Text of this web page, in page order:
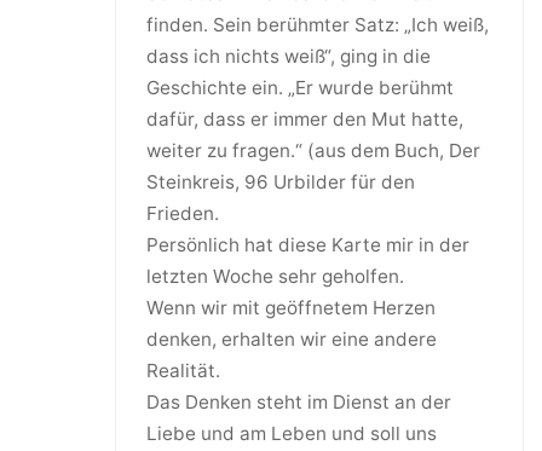
finden. Sein berühmter Satz: „Ich weiß,
dass ich nichts weiß“, ging in die
Geschichte ein. „Er wurde berühmt
dafür, dass er immer den Mut hatte,
weiter zu fragen.“ (aus dem Buch, Der
Steinkreis, 96 Urbilder für den
Frieden.
Persönlich hat diese Karte mir in der
letzten Woche sehr geholfen.
Wenn wir mit geöffnetem Herzen
denken, erhalten wir eine andere
Realität.
Das Denken steht im Dienst an der
Liebe und am Leben und soll uns